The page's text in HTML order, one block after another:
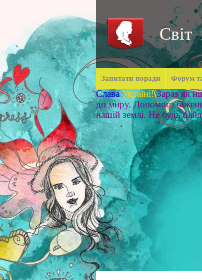
Світ
Запитати поради Форум
Слава Україні! Зараз як
до миру. Допомога
нашій землі. Не будь